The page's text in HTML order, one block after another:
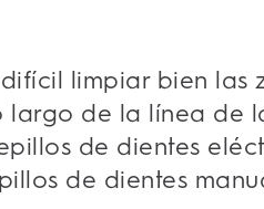
limpiar bien las
de la línea de
de dientes
de dientes